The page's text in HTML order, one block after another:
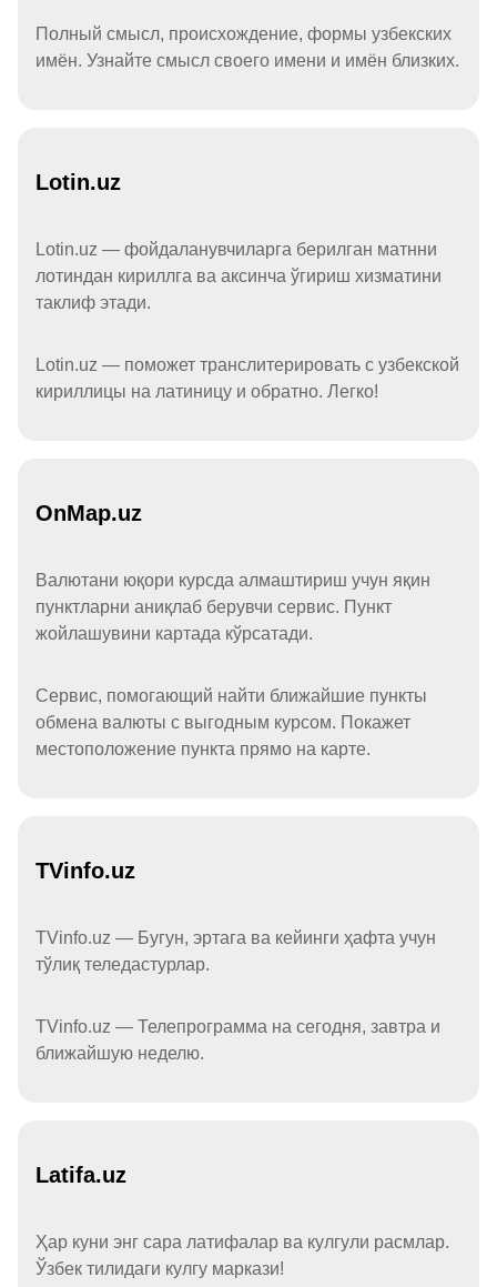
Полный смысл, происхождение, формы узбекских
имён. Узнайте смысл своего имени и имён близких.
Lotin.uz
Lotin.uz — фойдаланувчиларга берилган матнни
лотиндан кириллга ва аксинча ўгириш хизматини
таклиф этади.
Lotin.uz — поможет транслитерировать с узбекской
кириллицы на латиницу и обратно. Легко!
OnMap.uz
Валютани юқори курсда алмаштириш учун яқин
пунктларни аниқлаб берувчи сервис. Пункт
жойлашувини картада кўрсатади.
Сервис, помогающий найти ближайшие пункты
обмена валюты с выгодным курсом. Покажет
местоположение пункта прямо на карте.
TVinfo.uz
TVinfo.uz — Бугун, эртага ва кейинги ҳафта учун
тўлиқ теледастурлар.
TVinfo.uz — Телепрограмма на сегодня, завтра и
ближайшую неделю.
Latifa.uz
Ҳар куни энг сара латифалар ва кулгули расмлар.
Ўзбек тилидаги кулгу маркази!